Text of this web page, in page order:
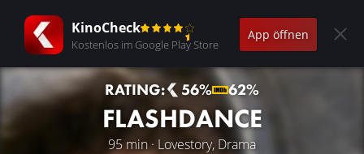
KinoCheck
Kostenlos im Google Play Store
App öffnen
RATING: 56% 62%
FLASHDANCE
95 min · Lovestory, Drama